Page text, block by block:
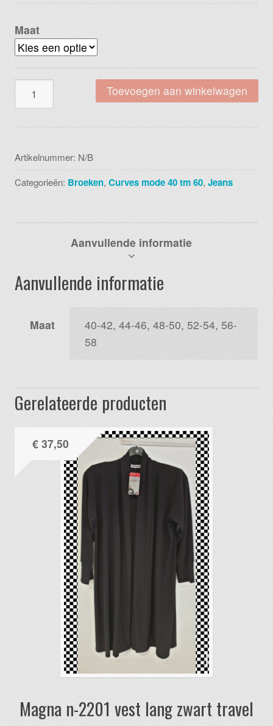
Maat
063
coffee
aantal
Toevoegen aan winkelwagen
Artikelnummer: N/B
Categorieën: Broeken,Curves mode 40 tm 60,Jeans
Aanvullende informatie
Aanvullende informatie
Maat
40-42, 44-46, 48-50, 52-54, 56-
58
Gerelateerde producten
Magna n-2201 vest lang zwart travel
€37,50